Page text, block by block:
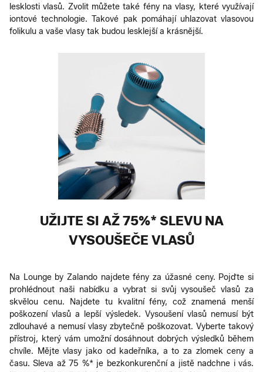
lesklosti vlasů. Zvolit můžete také fény na vlasy, které využívají
iontové technologie. Takové pak pomáhají uhlazovat vlasovou
folikulu a vaše vlasy tak budou lesklejší a krásnější.
UŽIJTE SI AŽ 75%* SLEVU NA
VYSOUŠEČE VLASŮ
Na Lounge by Zalando najdete fény za úžasné ceny. Pojďte si
prohlédnout naši nabídku a vybrat si svůj vysoušeč vlasů za
skvělou cenu. Najdete tu kvalitní fény, což znamená menší
poškození vlasů a lepší výsledek. Vysoušení vlasů nemusí být
zdlouhavé a nemusí vlasy zbytečně poškozovat. Vyberte takový
přístroj, který vám umožní dosáhnout dobrých výsledků během
chvíle. Mějte vlasy jako od kadeřníka, a to za zlomek ceny a
času. Sleva až 75 %* je bezkonkurenční a jistě nadchne i vás.